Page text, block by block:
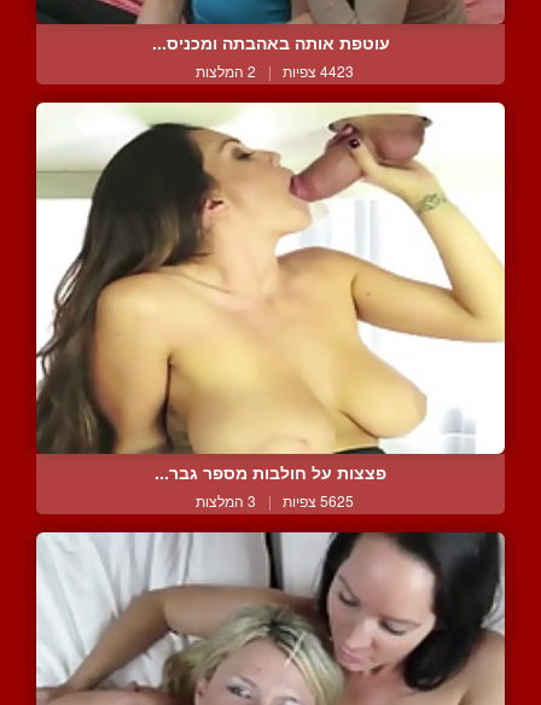
עוטפת אותה באהבתה ומכניס...
4423 צפיות | 2 המלצות
פצצות על חולבות מספר גבר...
5625 צפיות | 3 המלצות